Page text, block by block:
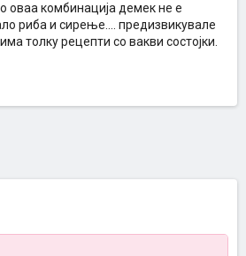
комбинација демек не е
риба и сирење.... предизвикувале
толку рецепти со вакви состојки.